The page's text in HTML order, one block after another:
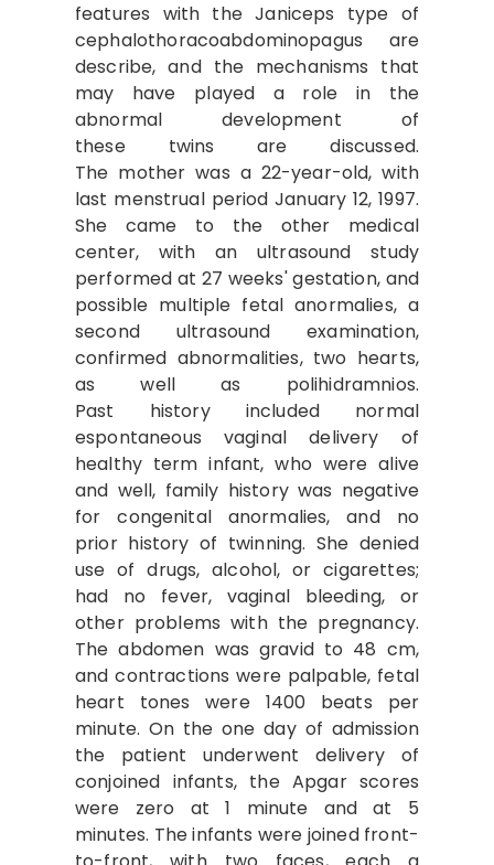
features with the Janiceps type of
cephalothoracoabdominopagus are
describe, and the mechanisms that
may have played a role in the
abnormal development of
these twins are discussed.
The mother was a 22-year-old, with
last menstrual period January 12, 1997.
She came to the other medical
center, with an ultrasound study
performed at 27 weeks' gestation, and
possible multiple fetal anormalies, a
second ultrasound examination,
confirmed abnormalities, two hearts,
as well as polihidramnios.
Past history included normal
espontaneous vaginal delivery of
healthy term infant, who were alive
and well, family history was negative
for congenital anormalies, and no
prior history of twinning. She denied
use of drugs, alcohol, or cigarettes;
had no fever, vaginal bleeding, or
other problems with the pregnancy.
The abdomen was gravid to 48 cm,
and contractions were palpable, fetal
heart tones were 1400 beats per
minute. On the one day of admission
the patient underwent delivery of
conjoined infants, the Apgar scores
were zero at 1 minute and at 5
minutes. The infants were joined front-